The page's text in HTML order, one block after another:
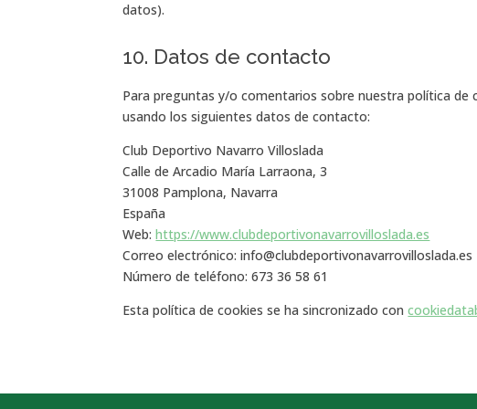
datos).
10. Datos de contacto
Para preguntas y/o comentarios sobre nuestra política
usando los siguientes datos de contacto:
Club Deportivo Navarro Villoslada
Calle de Arcadio María Larraona, 3
31008 Pamplona, Navarra
España
Web:https://www.clubdeportivonavarrovilloslada.es
Correo electrónico:info@clubdeportivonavarrovilloslada.es
Número de teléfono: 673 36 58 61
Esta política de cookies se ha sincronizado con